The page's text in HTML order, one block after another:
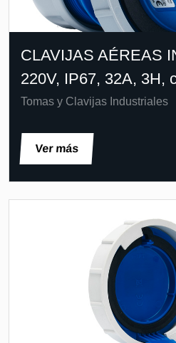
CLAVIJAS AÉREAS
220V, IP67, 32A, 3H,
Tomas y Clavijas Industriales
Ver más